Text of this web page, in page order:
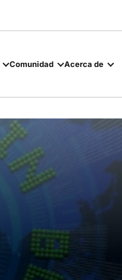
Comunidad Acerca de